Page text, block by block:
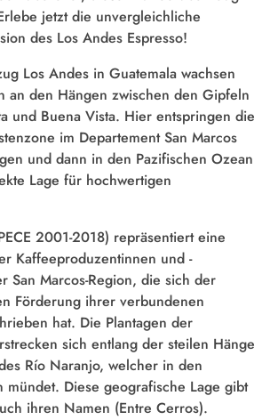
jetzt die unvergleichliche
des Los Andes Espresso!
Los Andes in Guatemala wachsen
an den Hängen zwischen den Gipfeln
und Buena Vista. Hier entspringen die
im Departement San Marcos
und dann in den Pazifischen Ozean
Lage für hochwertigen
2001-2018) repräsentiert eine
Kaffeeproduzentinnen und -
San Marcos-Region, die sich der
Förderung ihrer verbundenen
hat. Die Plantagen der
sich entlang der steilen Hänge
Río Naranjo, welcher in den
mündet. Diese geografische Lage gibt
ihren Namen (Entre Cerros).